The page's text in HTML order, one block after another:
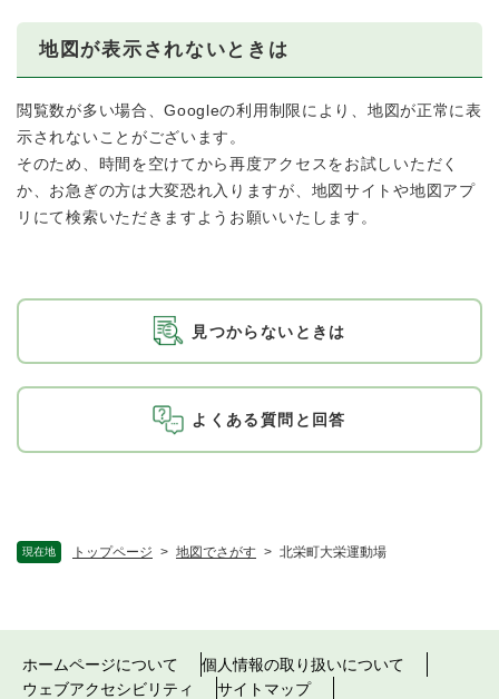
現在地 トップページ > 地図でさがす > 北栄町大栄運動場
地図が表示されないときは
閲覧数が多い場合、Googleの利用制限により、地図が正常に表
示されないことがございます。
そのため、時間を空けてから再度アクセスをお試しいただく
か、お急ぎの方は大変恐れ入りますが、地図サイトや地図アプ
リにて検索いただきますようお願いいたします。
見つからないときは
よくある質問と回答
ホームページについて
個人情報の取り扱いについて
ウェブアクセシビリティ
サイトマップ